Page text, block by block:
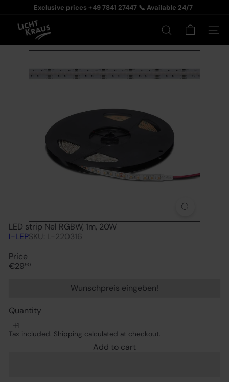
Pause slideshow
Exclusive prices +49 7841 27447 📞 Available 24/7
Licht-Kraus
Search Site
LED strip Nel RGBW, 1m, 20W
I-LEPSKU: L-220316
Price
Regular
€2990
Wunschpreis eingeben!
Quantity
Tax included. Shipping calculated at checkout.
Add to cart